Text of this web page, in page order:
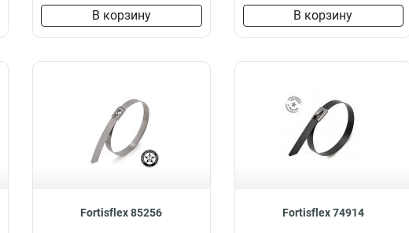
В корзину В корзину
Fortisflex 85256 Fortisflex 74914